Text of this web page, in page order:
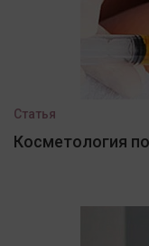
Статья
Косметология